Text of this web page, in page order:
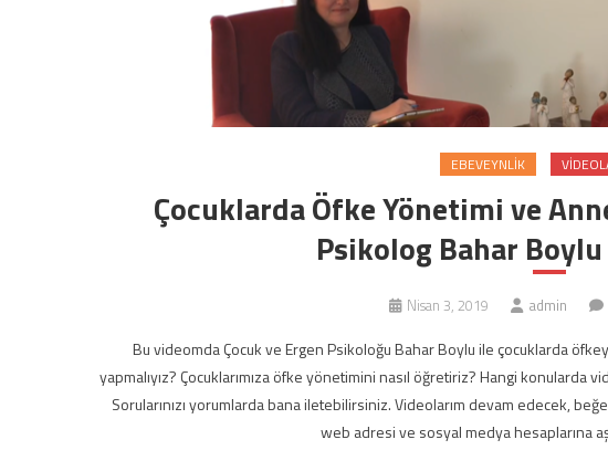
EBEVEYNLIK
Çocuklarda Öfke Yönetimi ve
Psikolog Bahar
Nisan 3, 2019 admin
Bu videomda Çocuk ve Ergen Psikoloğu Bahar Boylu ile çocuklarda
yapmalıyız? Çocuklarımıza öfke yönetimini nasıl öğretiriz? Hangi
Sorularınızı yorumlarda bana iletebilirsiniz. Videolarım devam edecek,
web adresi ve sosyal medya hesaplarına